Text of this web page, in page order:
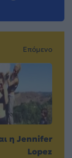
Επόμενο
η Jennifer
Lopez